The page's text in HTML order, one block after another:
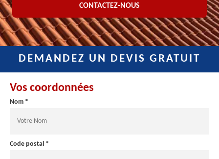
CONTACTEZ-NOUS
DEMANDEZ UN DEVIS GRATUIT
Vos coordonnées
Nom *
Code postal *